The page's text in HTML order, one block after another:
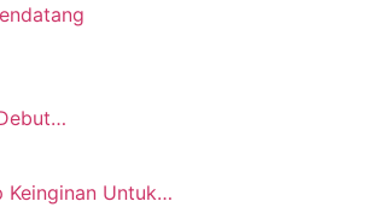
Keinginan Untuk…